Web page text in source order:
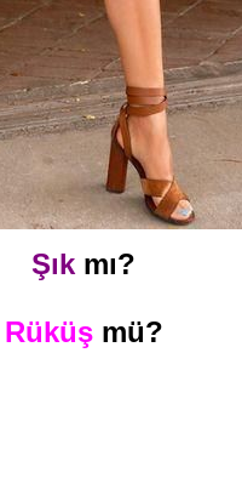
Şık mı?
Rüküşmü?